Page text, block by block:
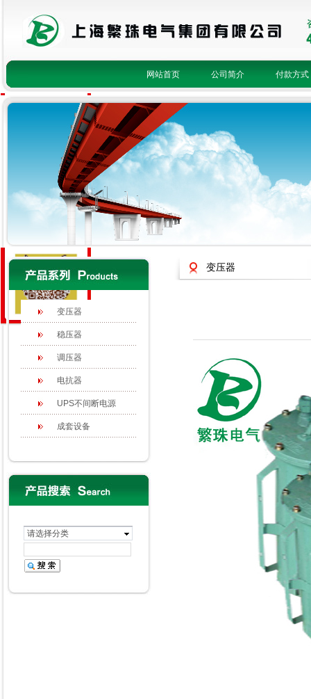
网站首页 公司简介 付款方式
变压器
稳压器
调压器
电抗器
UPS不间断电源
成套设备
请选择分类
变压器
1623085093
1148586079
2415933049